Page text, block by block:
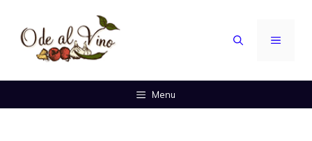
contenuto
MENU
Menu